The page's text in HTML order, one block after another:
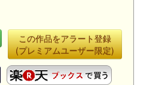
この作品をアラート登録
(プレミアムユーザー限定)